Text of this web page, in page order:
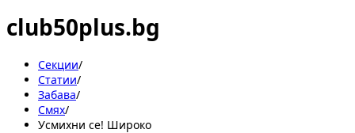
club50plus.bg
Секции/
Статии/
Забава/
Смях/
Усмихни се! Широко